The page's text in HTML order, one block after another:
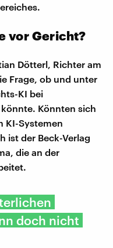
vor Gericht?
Dötterl, Richter am
Frage, ob und unter
KI bei
Könnten sich
KI-Systemen
ist der Beck-Verlag
die an der
doch nicht